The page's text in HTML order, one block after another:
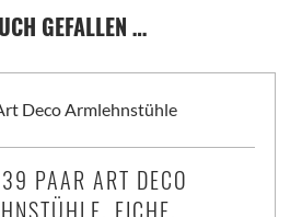
GEFALLEN …
PAAR ART DECO
EICHE,